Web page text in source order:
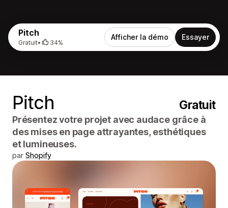
Pitch
Gratuit• 34%
Afficher la démo Essayer
Pitch Gratuit
Présentez votre projet avec audace grâce à
des mises en page attrayantes, esthétiques
et lumineuses.
par Shopify